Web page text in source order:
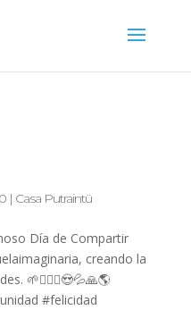
| Casa Putraintü
Día de Compartir
creando la
🌱🧝🏼‍♀️😍💦🙏🌎
#felicidad